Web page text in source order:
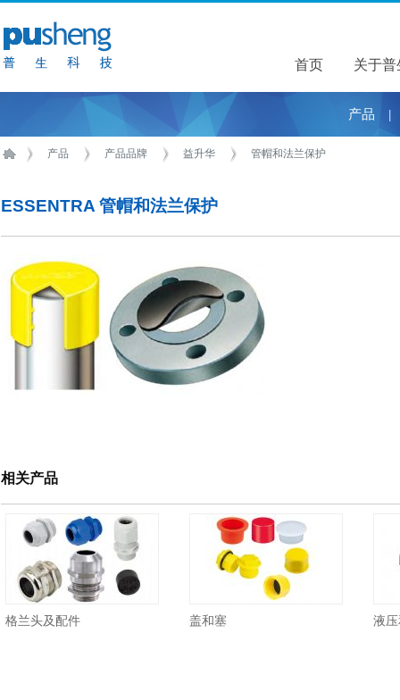
首页 关于普
关于普
产品
产品 产品品牌 益升华 管帽和法兰保护
ESSENTRA 管帽和法兰保护
相关产品
格兰头及配件 盖和塞 液